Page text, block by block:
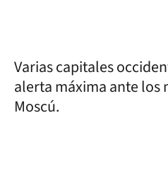
Varias capitales
alerta máxima ante los
Moscú.